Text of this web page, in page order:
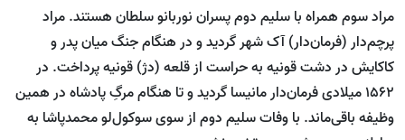
مراد سوم همراه با سلیم دوم پسران نوربانو سلطان هستند. مراد
پرچم‌دار (فرمان‌دار) آک شهر گردید و در هنگام جنگ میان پدر و
کاکایش در دشت قونیه به حراست از قلعه (دژ) قونیه پرداخت. در
1562 میلادی فرمان‌دار مانیسا گردید و تا هنگام مرگِ پادشاه در همین
وظیفه باقی‌ماند. با وفات سلیم دوم از سوی سوکول‌لو محمد‌پاشا به